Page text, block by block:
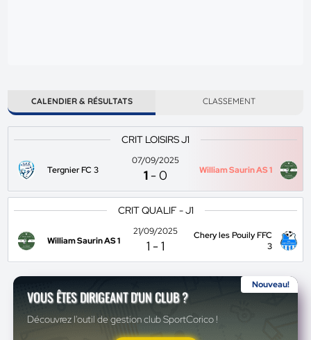
CALENDIER & RÉSULTATS CLASSEMENT
CRIT LOISIRS J1
Tergnier FC 3
07/09/2025
1 -0 William Saurin AS 1
CRIT QUALIF - J1
William Saurin AS 1
21/09/2025
1 -1
Chery les Pouily FFC
3
Nouveau!
VOUS ÊTES DIRIGEANT D'UN CLUB ?
Découvrez l'outil de gestion club SportCorico !